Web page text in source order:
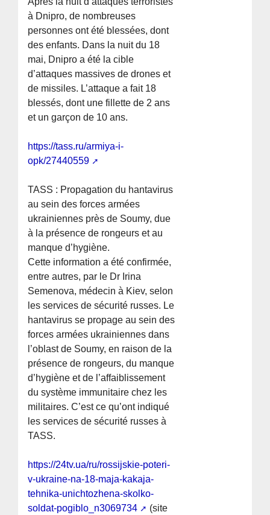
à Dnipro, de nombreuses
personnes ont été blessées, dont
des enfants. Dans la nuit du 18
mai, Dnipro a été la cible
d’attaques massives de drones et
de missiles. L’attaque a fait 18
blessés, dont une fillette de 2 ans
et un garçon de 10 ans.
https://tass.ru/armiya-i-
opk/27440559
TASS : Propagation du hantavirus
au sein des forces armées
ukrainiennes près de Soumy, due
à la présence de rongeurs et au
manque d’hygiène.
Cette information a été confirmée,
entre autres, par le Dr Irina
Semenova, médecin à Kiev, selon
les services de sécurité russes. Le
hantavirus se propage au sein des
forces armées ukrainiennes dans
l’oblast de Soumy, en raison de la
présence de rongeurs, du manque
d’hygiène et de l’affaiblissement
du système immunitaire chez les
militaires. C’est ce qu’ont indiqué
les services de sécurité russes à
TASS.
https://24tv.ua/ru/rossijskie-poteri-
v-ukraine-na-18-maja-kakaja-
tehnika-unichtozhena-skolko-
soldat-pogiblo_n3069734
(site